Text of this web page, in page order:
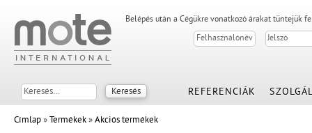
Belépés után a Cégükre vonatkozó árakat tüntejük
REFERENCIÁK
Címlap»Termékek»Akciós termékek